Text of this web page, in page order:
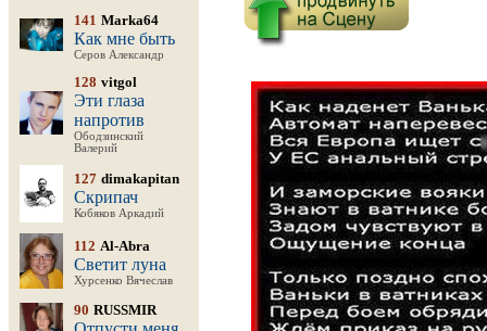
141 Marka64
Как мне быть
Серов Александр
128 vitgol
Эти глаза
напротив
Ободзинский
Валерий
127 dimakapitan
Скрипач
Кобяков Аркадий
112 Al-Abra
Светит луна
Хурсенко Вячеслав
90 RUSSMIR